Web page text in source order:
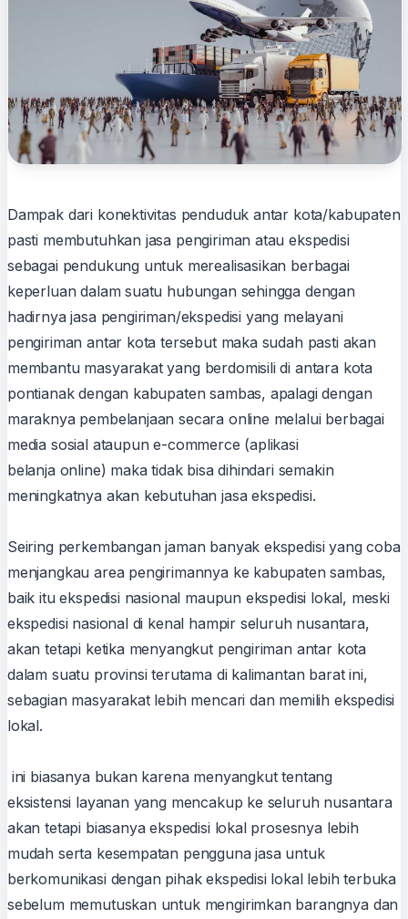
Dampak dari konektivitas penduduk antar kota/kabupaten
pasti membutuhkan jasa pengiriman atau ekspedisi
sebagai pendukung untuk merealisasikan berbagai
keperluan dalam suatu hubungan sehingga dengan
hadirnya jasa pengiriman/ekspedisi yang melayani
pengiriman antar kota tersebut maka sudah pasti akan
membantu masyarakat yang berdomisili di antara kota
pontianak dengan kabupaten sambas, apalagi dengan
maraknya pembelanjaan secara online melalui berbagai
media sosial ataupun e-commerce (aplikasi
belanja online) maka tidak bisa dihindari semakin
meningkatnya akan kebutuhan jasa ekspedisi.
Seiring perkembangan jaman banyak ekspedisi yang coba
menjangkau area pengirimannya ke kabupaten sambas,
baik itu ekspedisi nasional maupun ekspedisi lokal, meski
ekspedisi nasional di kenal hampir seluruh nusantara,
akan tetapi ketika menyangkut pengiriman antar kota
dalam suatu provinsi terutama di kalimantan barat ini,
sebagian masyarakat lebih mencari dan memilih ekspedisi
lokal.
ini biasanya bukan karena menyangkut tentang
eksistensi layanan yang mencakup ke seluruh nusantara
akan tetapi biasanya ekspedisi lokal prosesnya lebih
mudah serta kesempatan pengguna jasa untuk
berkomunikasi dengan pihak ekspedisi lokal lebih terbuka
sebelum memutuskan untuk mengirimkan barangnya dan